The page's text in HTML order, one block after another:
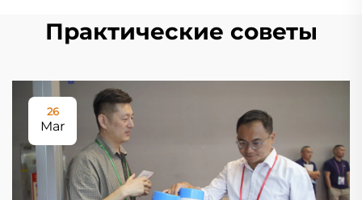
Практические советы
26
Mar